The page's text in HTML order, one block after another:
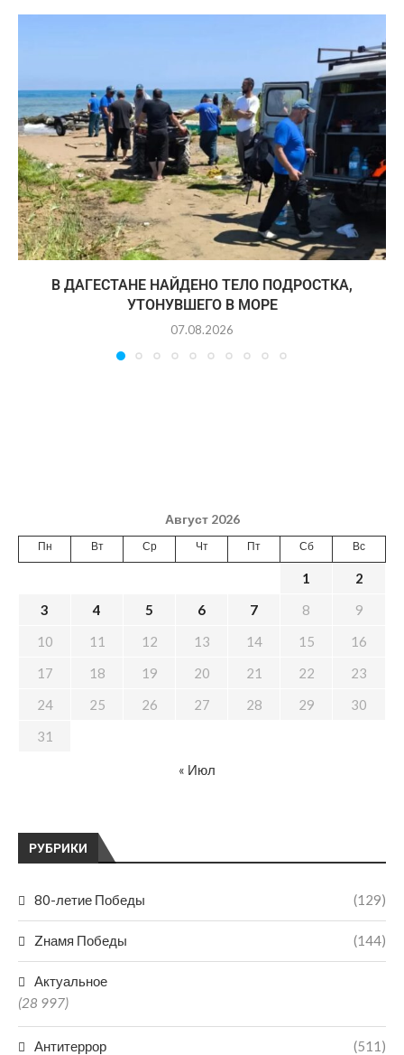
В ДАГЕСТАНЕ НАЙДЕНО ТЕЛО ПОДРОСТКА,
УТОНУВШЕГО В МОРЕ
07.08.2026
РУБРИКИ
80-летие Победы (129)
Zнамя Победы (144)
Актуальное
(28 997)
Антитеррор (511)
Август 2026
Пн Вт Ср Чт Пт Сб Вс
1
2
3
4 5 6 7 8
9
10
11 12 13 14 15
16
17
18 19 20 21 22
23
24
25 26 27 28 29
30
31
« Июл